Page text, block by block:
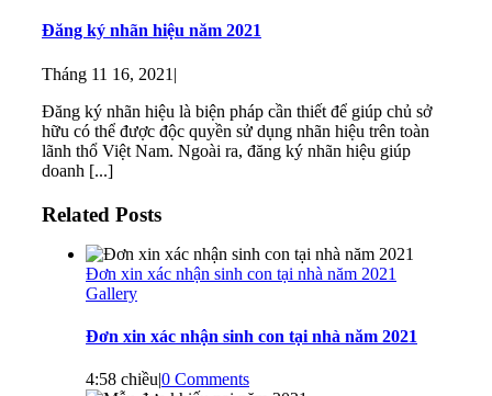
Đăng ký nhãn hiệu năm 2021
Tháng 11 16, 2021 |
Đăng ký nhãn hiệu là biện pháp cần thiết để giúp chủ sở
hữu có thể được độc quyền sử dụng nhãn hiệu trên toàn
lãnh thổ Việt Nam. Ngoài ra, đăng ký nhãn hiệu giúp
doanh [...]
Related Posts
Đơn xin xác nhận sinh con tại nhà năm 2021
Gallery
Đơn xin xác nhận sinh con tại nhà năm 2021
4:58 chiều|0 Comments